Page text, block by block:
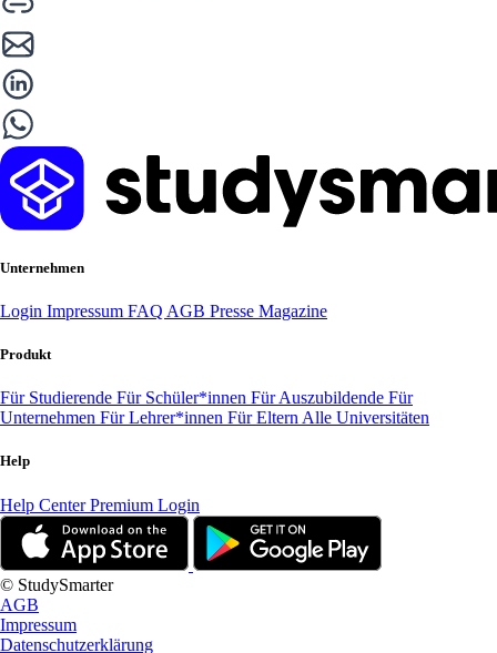
Unternehmen
Login Impressum FAQ AGB Presse Magazine
Produkt
Für Studierende Für Schüler*innen Für Auszubildende Für
Unternehmen Für Lehrer*innen Für Eltern Alle Universitäten
Help
Help CenterPremium Login
© StudySmarter
AGB
Impressum
Datenschutzerklärung